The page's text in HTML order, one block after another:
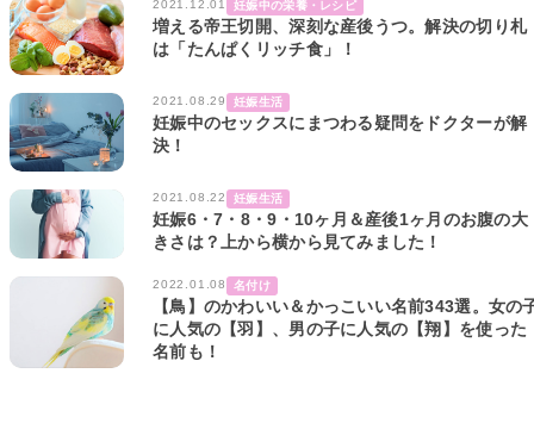
2021.12.01 妊娠中の栄養・レシピ
増える帝王切開、深刻な産後うつ。解決の切り札
は「たんぱくリッチ食」！
2021.08.29 妊娠生活
妊娠中のセックスにまつわる疑問をドクターが解
決！
2021.08.22 妊娠生活
妊娠6・7・8・9・10ヶ月＆産後1ヶ月のお腹の大
きさは？上から横から見てみました！
2022.01.08 名付け
【鳥】のかわいい＆かっこいい名前343選。女の
に人気の【羽】、男の子に人気の【翔】を使った
名前も！